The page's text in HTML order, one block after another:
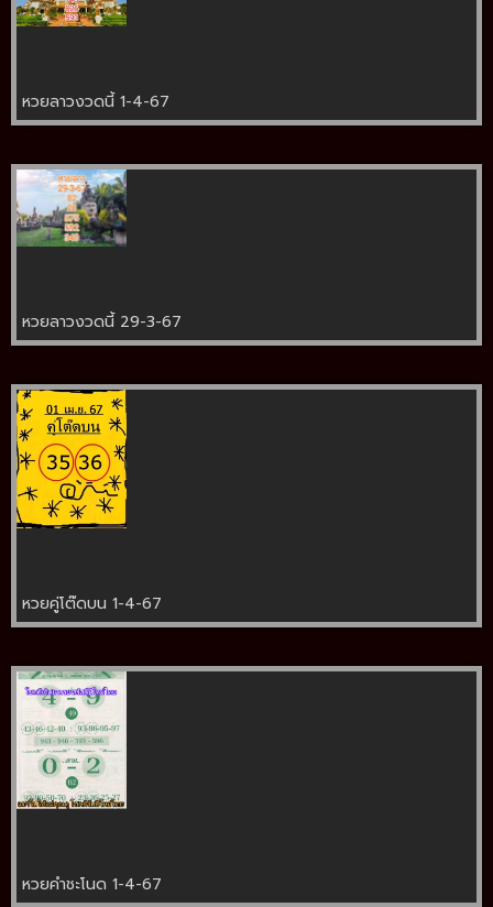
หวยลาวงวดนี้ 1-4-67
หวยลาวงวดนี้ 29-3-67
หวยคู่โต๊ดบน 1-4-67
หวยคำชะโนด 1-4-67